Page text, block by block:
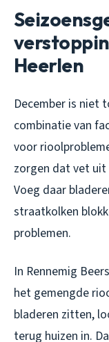
Heerlen
December is niet
combinatie van
voor
zorgen dat vet
Voeg daar
straatkolken
problemen.
In Rennemig
het gemengde
bladeren zitten,
terug huizen in.